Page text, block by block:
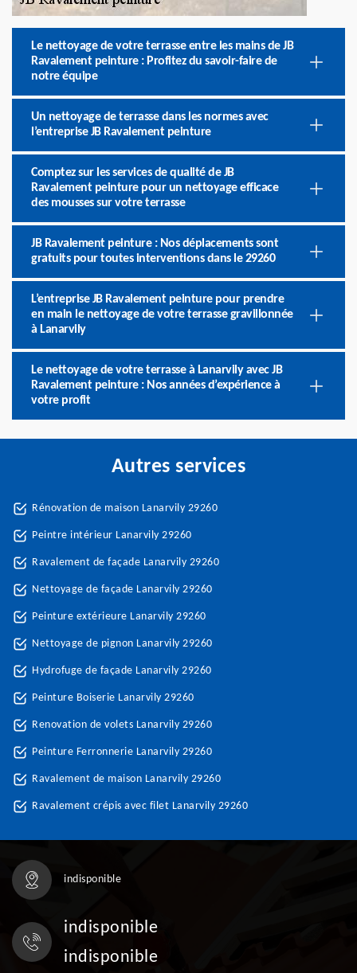
Le nettoyage de votre terrasse entre les mains de JB
Ravalement peinture : Profitez du savoir-faire de
notre équipe
Un nettoyage de terrasse dans les normes avec
l’entreprise JB Ravalement peinture
Comptez sur les services de qualité de JB
Ravalement peinture pour un nettoyage efficace
des mousses sur votre terrasse
JB Ravalement peinture : Nos déplacements sont
gratuits pour toutes interventions dans le 29260
L’entreprise JB Ravalement peinture pour prendre
en main le nettoyage de votre terrasse gravillonnée
à Lanarvily
Le nettoyage de votre terrasse à Lanarvily avec JB
Ravalement peinture : Nos années d’expérience à
votre profit
Autres services
Rénovation de maison Lanarvily 29260
Peintre intérieur Lanarvily 29260
Ravalement de façade Lanarvily 29260
Nettoyage de façade Lanarvily 29260
Peinture extérieure Lanarvily 29260
Nettoyage de pignon Lanarvily 29260
Hydrofuge de façade Lanarvily 29260
Peinture Boiserie Lanarvily 29260
Renovation de volets Lanarvily 29260
Peinture Ferronnerie Lanarvily 29260
Ravalement de maison Lanarvily 29260
Ravalement crépis avec filet Lanarvily 29260
indisponible
indisponible
indisponible